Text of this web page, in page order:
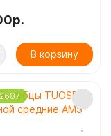
В корзину